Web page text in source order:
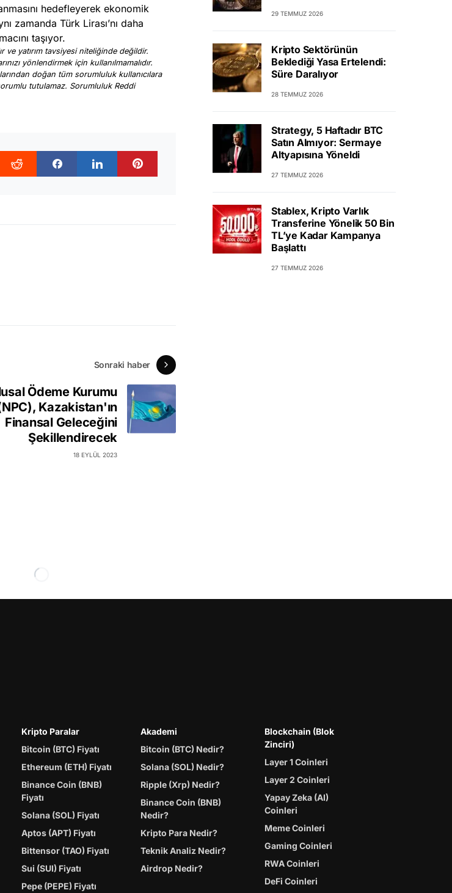
hedefleyerek ekonomik
zamanda Türk Lirası’nı daha
taşıyor.
ve yatırım tavsiyesi niteliğinde değildir.
yönlendirmek için kullanılmamalıdır.
doğan tüm sorumluluk kullanıcılara
tutulamaz. Sorumluluk Reddi
Sonraki haber
Ödeme Kurumu
Kazakistan'ın
Finansal Geleceğini
Şekillendirecek
18 EYLÜL 2023
29 TEMMUZ 2026
Kripto Sektörünün
Beklediği Yasa Ertelendi:
Süre Daralıyor
28 TEMMUZ 2026
Strategy, 5 Haftadır BTC
Satın Almıyor: Sermaye
Altyapısına Yöneldi
27 TEMMUZ 2026
Stablex, Kripto Varlık
Transferine Yönelik 50 Bin
TL’ye Kadar Kampanya
Başlattı
27 TEMMUZ 2026
Kripto Paralar
Bitcoin (BTC) Fiyatı
Ethereum (ETH) Fiyatı
Binance Coin (BNB)
Fiyatı
Solana (SOL) Fiyatı
Aptos (APT) Fiyatı
Bittensor (TAO) Fiyatı
Sui (SUI) Fiyatı
Pepe (PEPE) Fiyatı
Akademi
Bitcoin (BTC) Nedir?
Solana (SOL) Nedir?
Ripple (Xrp) Nedir?
Binance Coin (BNB)
Nedir?
Kripto Para Nedir?
Teknik Analiz Nedir?
Airdrop Nedir?
Blockchain (Blok
Zinciri)
Layer 1 Coinleri
Layer 2 Coinleri
Yapay Zeka (AI)
Coinleri
Meme Coinleri
Gaming Coinleri
RWA Coinleri
DeFi Coinleri